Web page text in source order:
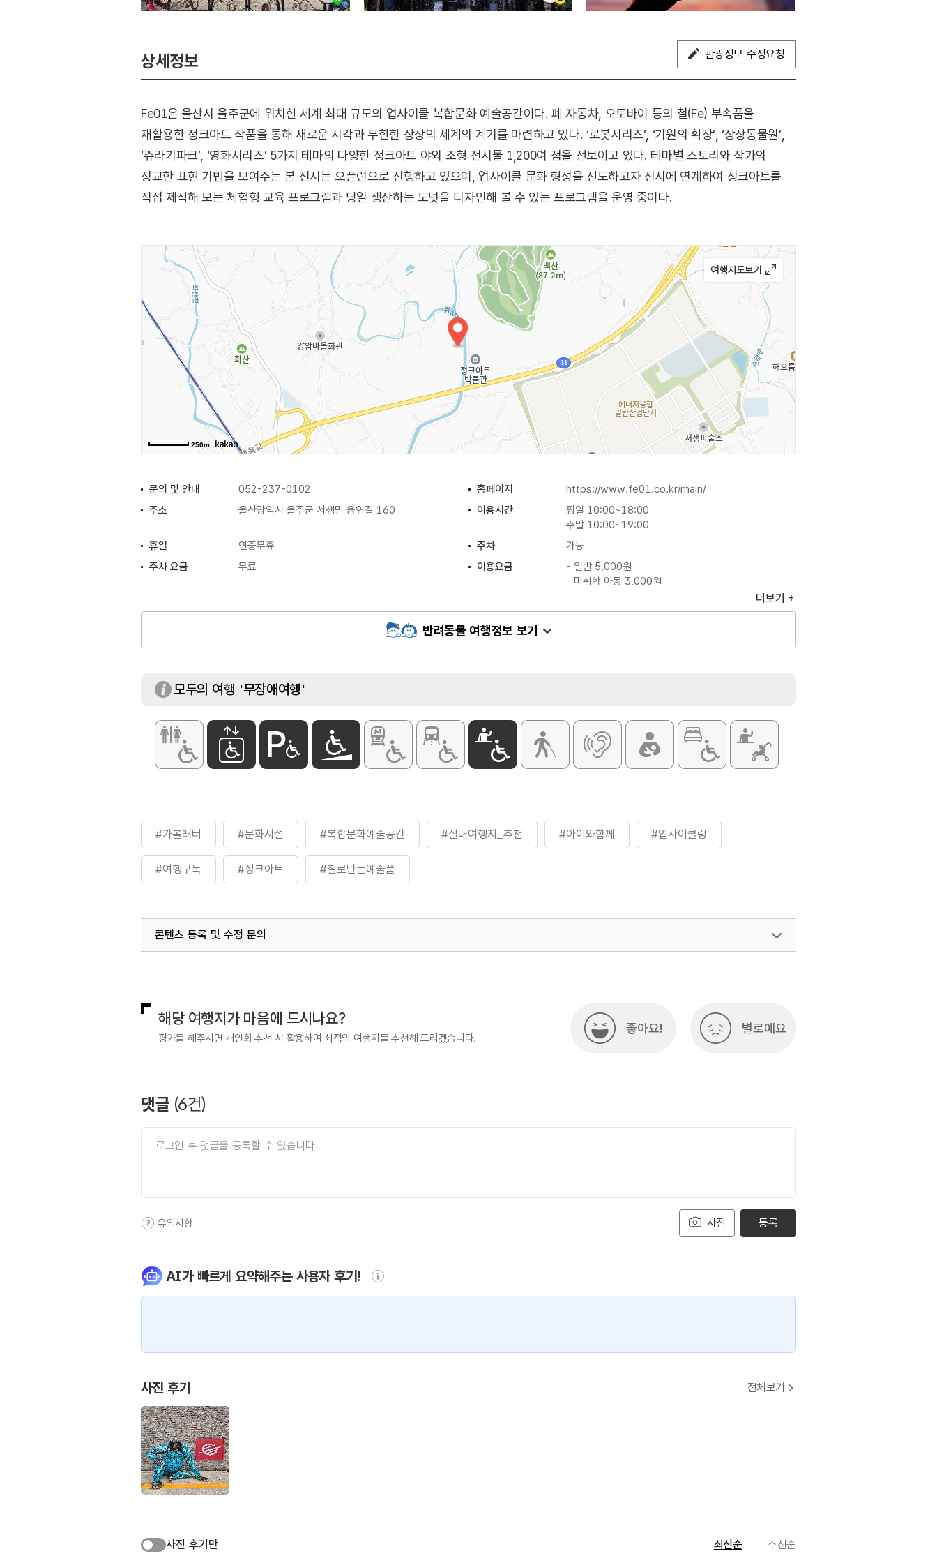
상세정보 관광정보 수정요청
Fe01은 울산시 울주군에 위치한 세계 최대 규모의 업사이클 복합문화 예술공간이다. 폐 자동차, 오토바이 등의 철(Fe) 부속품을
재활용한 정크아트 작품을 통해 새로운 시각과 무한한 상상의 세계의 계기를 마련하고 있다. ‘로봇시리즈’, ‘기원의 확장’, ‘상상동물원’,
‘쥬라기파크’, ‘영화시리즈’ 5가지 테마의 다양한 정크아트 야외 조형 전시물 1,200여 점을 선보이고 있다. 테마별 스토리와 작가의
정교한 표현 기법을 보여주는 본 전시는 오픈런으로 진행하고 있으며, 업사이클 문화 형성을 선도하고자 전시에 연계하여 정크아트를
직접 제작해 보는 체험형 교육 프로그램과 당일 생산하는 도넛을 디자인해 볼 수 있는 프로그램을 운영 중이다.
250m
문의 및 안내 052-237-0102 홈페이지
https://www.fe01.co.kr/main/
주소
울산광역시 울주군 서생면 용연길 160 이용시간
평일 10:00~18:00
주말 10:00~19:00
휴일
연중무휴 주차
가능
주차 요금
무료 이용요금
- 일반 5,000원
- 미취학 아동 3,000원
더보기
반려동물 여행정보 보기
모두의 여행 '무장애여행'
#가볼래터 #문화시설 #복합문화예술공간 #실내여행지_추천 #아이와함께 #업사이클링
#여행구독 #정크아트 #철로만든예술품
콘텐츠 등록 및 수정 문의
해당 여행지가 마음에 드시나요?
평가를 해주시면 개인화 추천 시 활용하여 최적의 여행지를 추천해 드리겠습니다.
좋아요! 별로예요
댓글 (6건)
사진
유의사항 등록
AI가 빠르게 요약해주는 사용자 후기!
사진 후기 전체보기
사진 후기만 최신순 추천순